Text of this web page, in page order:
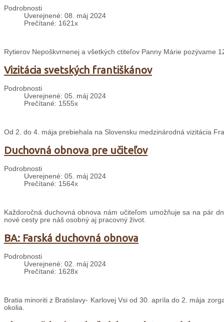
Podrobnosti
Uverejnené: 08. máj 2024
Prečítané: 1621x
Rytierov Nepoškvrnenej a všetkých ctiteľov Panny Márie pozývame
Vizitácia svetských františkánov
Podrobnosti
Uverejnené: 05. máj 2024
Prečítané: 1555x
Od 2. do 4. mája prebiehala na Slovensku medzinárodná vizitácia
Duchovná obnova pre učiteľov
Podrobnosti
Uverejnené: 05. máj 2024
Prečítané: 1564x
Každoročná duchovná obnova nám učiteľom umožňuje sa na pár
nové cesty pre náš osobný aj pracovný život.
BA: Farská duchovná obnova
Podrobnosti
Uverejnené: 02. máj 2024
Prečítané: 1628x
Bratia minoriti z Bratislavy- Karlovej Vsi od 30. apríla do 2. mája
okolia.